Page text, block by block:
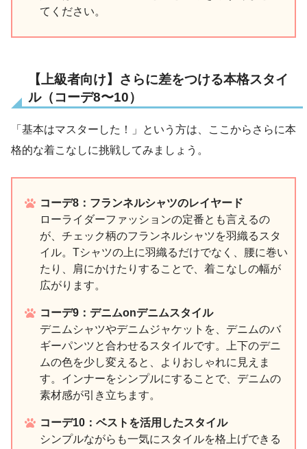
てください。
【上級者向け】さらに差をつける本格スタイ
ル（コーデ8〜10）
「基本はマスターした！」という方は、ここからさらに本
格的な着こなしに挑戦してみましょう。
コーデ8：フランネルシャツのレイヤード
ローライダーファッションの定番とも言えるの
が、チェック柄のフランネルシャツを羽織るスタ
イル。Tシャツの上に羽織るだけでなく、腰に巻い
たり、肩にかけたりすることで、着こなしの幅が
広がります。
コーデ9：デニムonデニムスタイル
デニムシャツやデニムジャケットを、デニムのバ
ギーパンツと合わせるスタイルです。上下のデニ
ムの色を少し変えると、よりおしゃれに見えま
す。インナーをシンプルにすることで、デニムの
素材感が引き立ちます。
コーデ10：ベストを活用したスタイル
シンプルながらも一気にスタイルを格上げできる